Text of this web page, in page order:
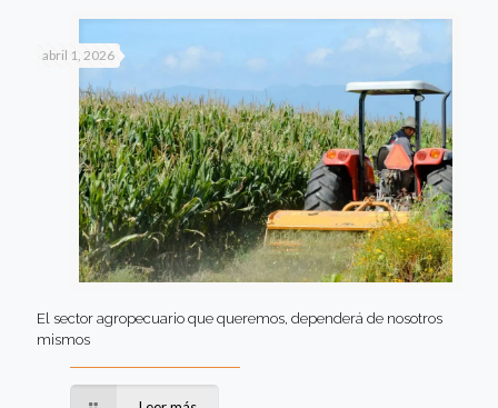
abril 1, 2026
El sector agropecuario que queremos, dependerá de nosotros
mismos